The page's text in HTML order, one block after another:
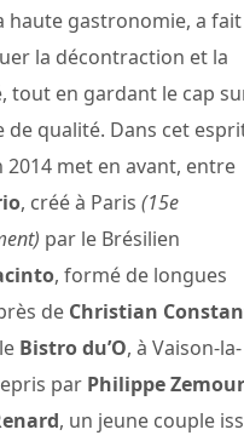
haute gastronomie, a
la décontraction et la
tout en gardant le cap
de qualité. Dans cet
2014 met en avant, entre
, créé à Paris (15e
par le Brésilien
, formé de longues
de Christian
Bistro du’O, à Vaison-la-
par Philippe Zemour
, un jeune couple